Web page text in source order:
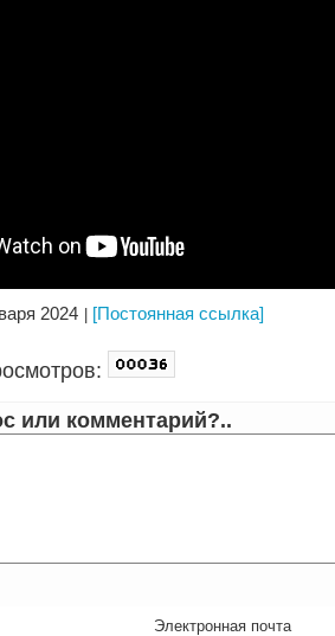
2024 [Постоянная ссылка]
или комментарий?..
Электронная почта